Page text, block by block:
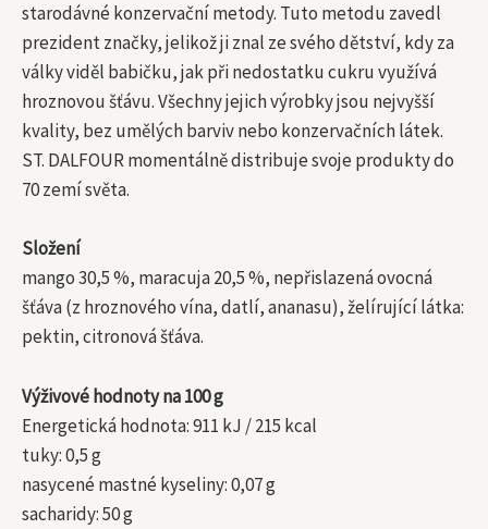
starodávné konzervační metody. Tuto metodu zavedl
prezident značky, jelikož ji znal ze svého dětství, kdy za
války viděl babičku, jak při nedostatku cukru využívá
hroznovou šťávu. Všechny jejich výrobky jsou nejvyšší
kvality, bez umělých barviv nebo konzervačních látek.
ST. DALFOUR momentálně distribuje svoje produkty do
70 zemí světa.
Složení
mango 30,5 %, maracuja 20,5 %, nepřislazená ovocná
šťáva (z hroznového vína, datlí, ananasu), želírující látka:
pektin, citronová šťáva.
Výživové hodnoty na 100 g
Energetická hodnota: 911 kJ / 215 kcal
tuky: 0,5 g
nasycené mastné kyseliny: 0,07 g
sacharidy: 50 g